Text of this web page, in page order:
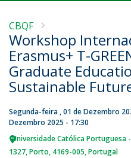
CBQF
Workshop
Erasmus+ T-
Graduate
Sustainable
Segunda-feira , 01 de Dezembro
Dezembro 2025 - 17:30
Universidade Católica Portuguesa
1327 Porto 4169-005 Portugal